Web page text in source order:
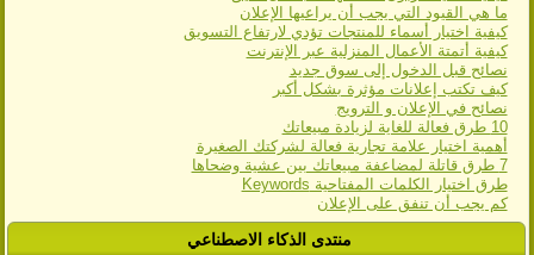
ما هي القيود التي يجب أن يراعيها الإعلان
كيفية اختيار أسماء للمنتجات تؤدي لارتفاع التسويق
كيفية أتمتة الأعمال المنزلية عبر الإنترنت
نصائح قبل الدخول إلى سوق جديد
كيف تكتب إعلانات مؤثرة بشكل أكبر
نصائح في الإعلان و الترويج
10 طرق فعالة للغاية لزيادة مبيعاتك
أهمية اختيار علامة تجارية فعالة لشركتك الصغيرة
7 طرق قاتلة لمضاعفة مبيعاتك بين عشية وضحاها
طرق اختيار الكلمات المفتاحية Keywords
كم يجب أن تنفق على الإعلان
منتدى الذكاء الاصطناعي